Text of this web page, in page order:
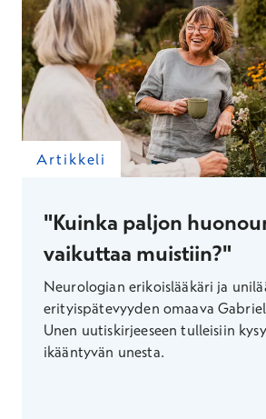
Artikkeli
"Kuinka paljon
vaikuttaa muistiin?"
Neurologian erikoislääkäri ja
erityispätevyyden omaava
Unen uutiskirjeeseen tulleisiin
ikääntyvän unesta.